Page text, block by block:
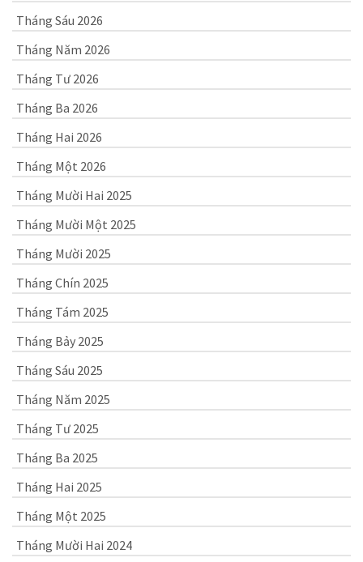
Tháng Sáu 2026
Tháng Năm 2026
Tháng Tư 2026
Tháng Ba 2026
Tháng Hai 2026
Tháng Một 2026
Tháng Mười Hai 2025
Tháng Mười Một 2025
Tháng Mười 2025
Tháng Chín 2025
Tháng Tám 2025
Tháng Bảy 2025
Tháng Sáu 2025
Tháng Năm 2025
Tháng Tư 2025
Tháng Ba 2025
Tháng Hai 2025
Tháng Một 2025
Tháng Mười Hai 2024